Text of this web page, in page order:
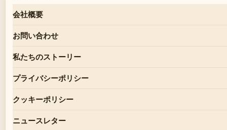
会社概要
お問い合わせ
私たちのストーリー
プライバシーポリシー
クッキーポリシー
ニュースレター